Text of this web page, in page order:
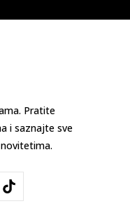
Pratite
i saznajte sve